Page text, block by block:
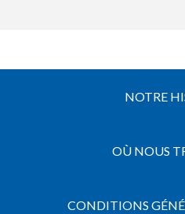
NOTRE
OÙ NOUS
CONDITIONS